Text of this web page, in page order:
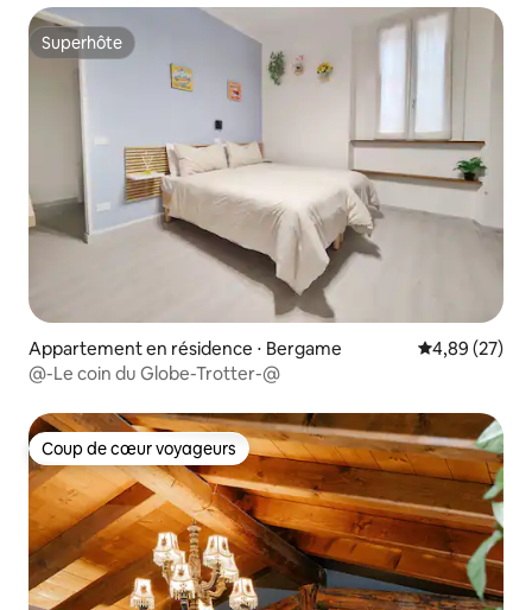
Superhôte
Superhôte
Appartement en résidence ⋅ Bergame Évaluation
4,89 (27)
@-Le coin du Globe-Trotter-@
Coup de cœur voyageurs
Coup de cœur voyageurs